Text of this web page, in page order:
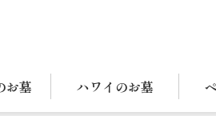
お墓 ハワイのお墓